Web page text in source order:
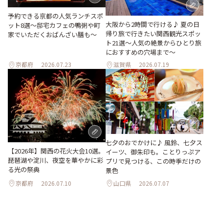
予約できる京都の人気ランチスポ
ット8選～邸宅カフェの鴨粥や町
家でいただくおばんざい膳も～
京都府 2026.07.23
大阪から2時間で行ける♪ 夏の日
帰り旅で行きたい関西観光スポッ
ト21選～人気の絶景からひとり旅
におすすめの穴場まで～
滋賀県 2026.07.19
【2026年】関西の花火大会10選。
琵琶湖や淀川、夜空を華やかに彩
る光の祭典
京都府 2026.07.10
七夕のおでかけに♪ 風鈴、七夕ス
イーツ、御朱印も。ことりっぷア
プリで見つける、この時季だけの
景色
山口県 2026.07.07